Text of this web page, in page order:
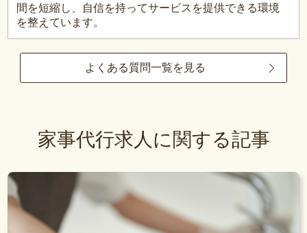
間を短縮し、自信を持ってサービスを提供できる環境
を整えています。
よくある質問一覧を見る
家事代行求人に関する記事